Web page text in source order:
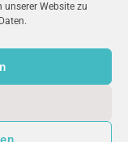
Website zu